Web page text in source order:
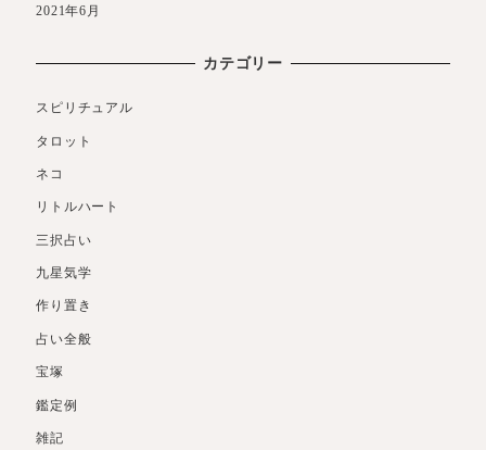
2021年6月
カテゴリー
スピリチュアル
タロット
ネコ
リトルハート
三択占い
九星気学
作り置き
占い全般
宝塚
鑑定例
雑記